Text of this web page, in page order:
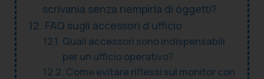
scrivania senza riempirla di oggetti?
FAQ sugli accessori d’ufficio
Quali accessori sono indispensabili
per un ufficio operativo?
Come evitare riflessi sul monitor con